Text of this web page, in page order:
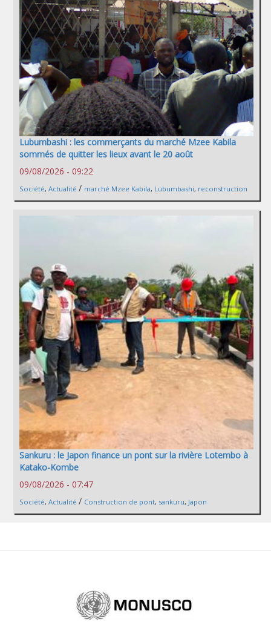
Lubumbashi : les commerçants du marché Mzee Kabila
sommés de quitter les lieux avant le 20 août
09/08/2026 - 09:22
Société, Actualité / marché Mzee Kabila, Lubumbashi, reconstruction
Sankuru : le Japon finance un pont sur la rivière Lotembo à
Katako-Kombe
09/08/2026 - 07:47
Société, Actualité / Construction de pont, sankuru, Japon